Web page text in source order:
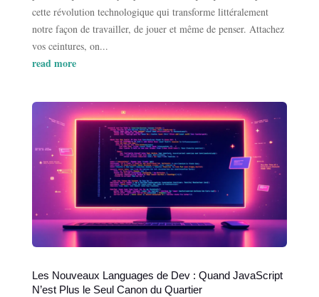
cette révolution technologique qui transforme littéralement
notre façon de travailler, de jouer et même de penser. Attachez
vos ceintures, on...
read more
Les Nouveaux Languages de Dev : Quand JavaScript
N’est Plus le Seul Canon du Quartier